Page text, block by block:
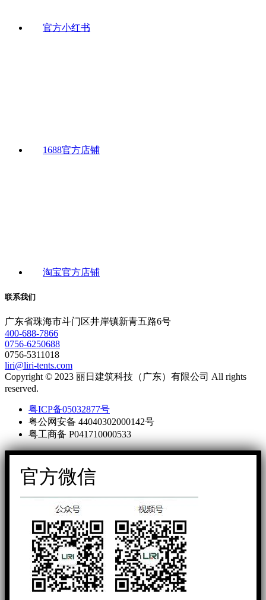
官方小红书
1688官方店铺
淘宝官方店铺
联系我们
广东省珠海市斗门区井岸镇新青五路6号
400-688-7866
0756-6250688
0756-5311018
liri@liri-tents.com
Copyright © 2023 丽日建筑科技（广东）有限公司 All rights
reserved.
粤ICP备05032877号
粤公网安备 44040302000142号
粤工商备 P041710000533
官方微信